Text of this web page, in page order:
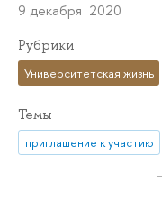
9 декабря 2020
Рубрики
Университетская жизнь
Темы
приглашение к участию